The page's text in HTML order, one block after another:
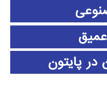
در پایتون